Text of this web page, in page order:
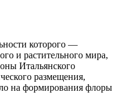
которого —
и растительного мира,
Итальянского
размещения,
на формирования флоры